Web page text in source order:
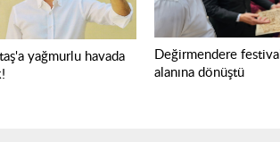
yağmurlu havada
Değirmendere festival
alanına dönüştü